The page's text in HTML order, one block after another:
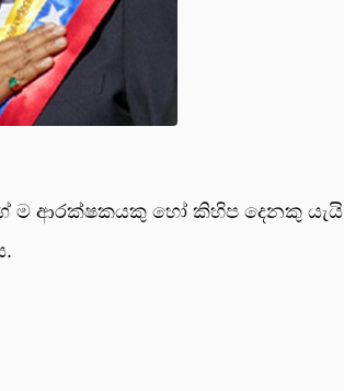
ම ආරක්ෂකයකු හෝ කිහිප දෙනකු යැයි